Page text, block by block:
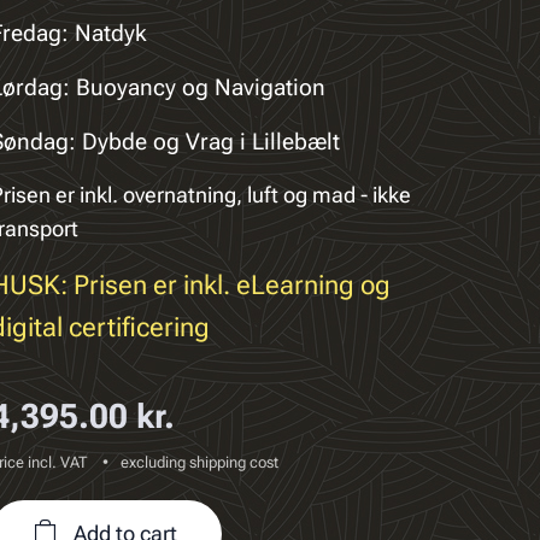
Natdyk
Buoyancy og Navigation
Dybde og Vrag i Lillebælt
er inkl. overnatning, luft og mad - ikke
Prisen er inkl. eLearning og
certificering
kr.
incl. VAT excluding shipping cost
Add to cart